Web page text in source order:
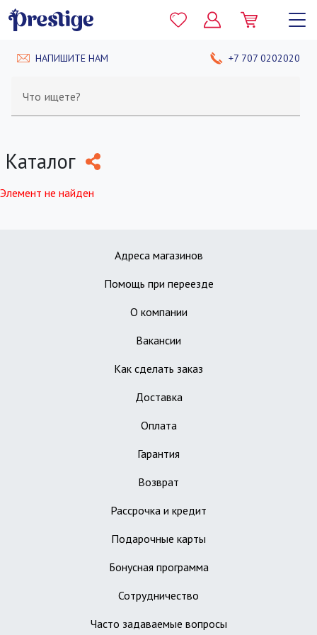
НАПИШИТЕ НАМ +7 707 0202020
Что ищете?
Каталог
Элемент не найден
Адреса магазинов
Помощь при переезде
О компании
Вакансии
Как сделать заказ
Доставка
Оплата
Гарантия
Возврат
Рассрочка и кредит
Подарочные карты
Бонусная программа
Сотрудничество
Часто задаваемые вопросы